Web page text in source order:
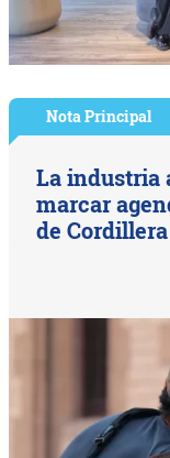
Nota Principal
La industria
marcar
de